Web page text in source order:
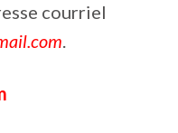
courriel
.